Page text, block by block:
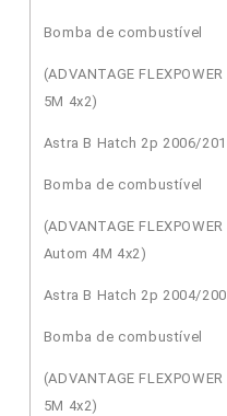
Bomba de combustível
(ADVANTAGE
5M 4x2)
Astra B Hatch 2p 2006/
Bomba de combustível
(ADVANTAGE
Autom 4M 4x2)
Astra B Hatch 2p 2004/
Bomba de combustível
(ADVANTAGE
5M 4x2)